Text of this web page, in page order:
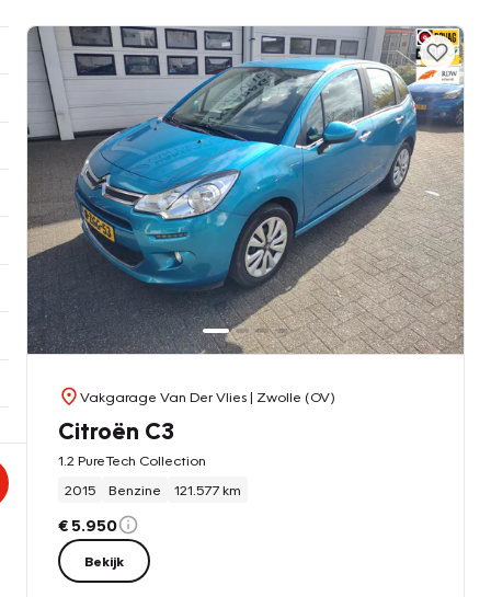
Vakgarage Van Der Vlies| Zwolle (OV)
Citroën C3
1.2 PureTech Collection
2015
Benzine 121.577 km
€ 5.950
Bekijk